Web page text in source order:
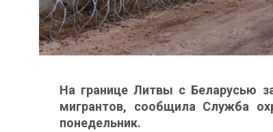
На границе Литвы с Беларусью
мигрантов, сообщила Служба
понедельник.